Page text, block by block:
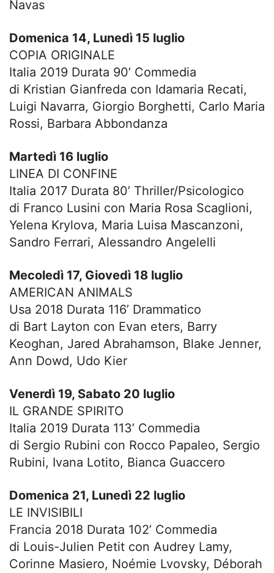
Navas
Domenica 14, Lunedì 15 luglio
COPIA ORIGINALE
Italia 2019 Durata 90’ Commedia
di Kristian Gianfreda con Idamaria Recati,
Luigi Navarra, Giorgio Borghetti, Carlo Maria
Rossi, Barbara Abbondanza
Martedì 16 luglio
LINEA DI CONFINE
Italia 2017 Durata 80’ Thriller/Psicologico
di Franco Lusini con Maria Rosa Scaglioni,
Yelena Krylova, Maria Luisa Mascanzoni,
Sandro Ferrari, Alessandro Angelelli
Mecoledì 17, Giovedì 18 luglio
AMERICAN ANIMALS
Usa 2018 Durata 116’ Drammatico
di Bart Layton con Evan eters, Barry
Keoghan, Jared Abrahamson, Blake Jenner,
Ann Dowd, Udo Kier
Venerdì 19, Sabato 20 luglio
IL GRANDE SPIRITO
Italia 2019 Durata 113’ Commedia
di Sergio Rubini con Rocco Papaleo, Sergio
Rubini, Ivana Lotito, Bianca Guaccero
Domenica 21, Lunedì 22 luglio
LE INVISIBILI
Francia 2018 Durata 102’ Commedia
di Louis-Julien Petit con Audrey Lamy,
Corinne Masiero, Noémie Lvovsky, Déborah